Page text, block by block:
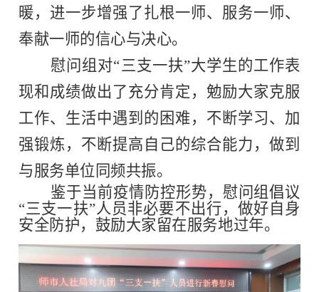
暖，进一步增强了扎根一师、服务一师、
奉献一师的信心与决心。
慰问组 对“三支一扶”大学生的工作表
现和成绩做出 了充分肯定，勉励大家克服
工作、生活中遇到的困难，不断学习、加
强锻炼，不断提高自己的综合能力 ，做到
与服务单位同频共振。
鉴于当前疫情防控形势， 慰问组倡议
“三支一扶”人员非必要不出行，做好自身
安全防护，鼓励大家留在服务地过年。